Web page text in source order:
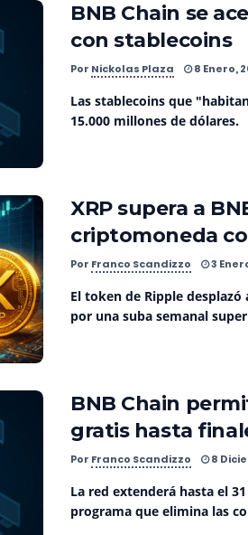
BNB Chain se
con stablecoins
Por Nickolas Plaza 8 Enero,
Las stablecoins que
15.000 millones de dólares.
XRP supera a
criptomoneda
Por Franco Scandizzo 3
El token de Ripple
por una suba semanal
BNB Chain
gratis hasta
Por Franco Scandizzo 8
La red extenderá hasta el
programa que elimina las